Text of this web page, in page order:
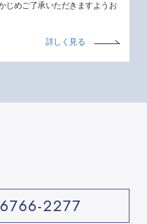
じめご了承いただきますようお
詳しく見る
2277